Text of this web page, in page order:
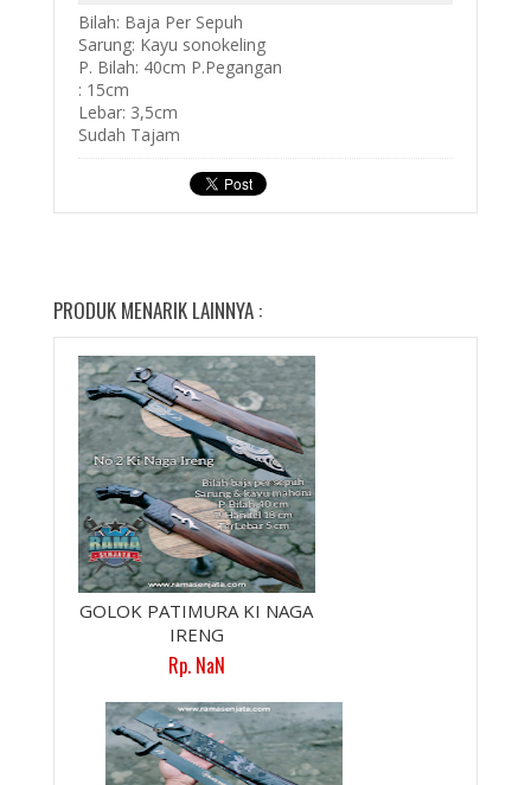
Bilah: Baja Per Sepuh
Sarung: Kayu sonokeling
P. Bilah: 40cm P.Pegangan
: 15cm
Lebar: 3,5cm
Sudah Tajam
PRODUK MENARIK LAINNYA :
GOLOK PATIMURA KI NAGA
IRENG
Rp. NaN